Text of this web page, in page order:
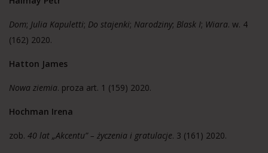
Dom; Julia Kapuletti; Do stajenki; Narodziny; Blask I; Wiara. w. 4
(162) 2020.
Hatton James
Nowa ziemia. proza art. 1 (159) 2020.
Hochman Irena
zob. 40 lat „Akcentu” – życzenia i gratulacje. 3 (161) 2020.